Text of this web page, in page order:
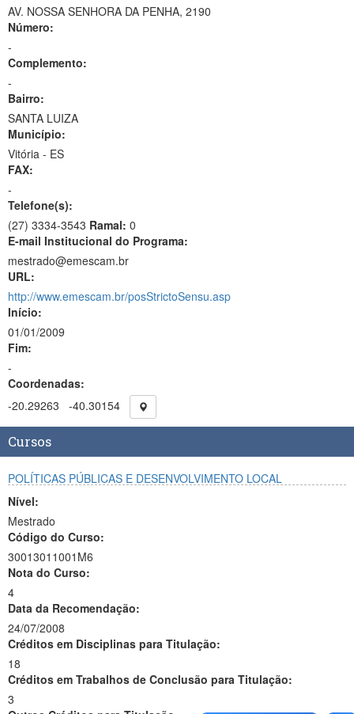
AV. NOSSA SENHORA DA PENHA, 2190
Número:
-
Complemento:
-
Bairro:
SANTA LUIZA
Município:
Vitória - ES
FAX:
-
Telefone(s):
(27) 3334-3543 Ramal: 0
E-mail Institucional do Programa:
mestrado@emescam.br
URL:
http://www.emescam.br/posStrictoSensu.asp
Início:
01/01/2009
Fim:
-
Coordenadas:
-20.29263
-40.30154
Cursos
POLÍTICAS PÚBLICAS E DESENVOLVIMENTO LOCAL
Nível:
Mestrado
Código do Curso:
30013011001M6
Nota do Curso:
4
Data da Recomendação:
24/07/2008
Créditos em Disciplinas para Titulação:
18
Créditos em Trabalhos de Conclusão para Titulação:
3